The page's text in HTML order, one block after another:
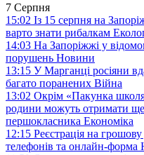
7 Серпня
15:02 Із 15 серпня на
варто знати рибалкам
14:03 На Запоріжжі у
порушень Новини
13:15 У Марганці росіяни
багато поранених Війна
13:02 Окрім «Пакунка
родини можуть отримати ще
першокласника Економіка
12:15 Реєстрація на
телефонів та онлайн-форма